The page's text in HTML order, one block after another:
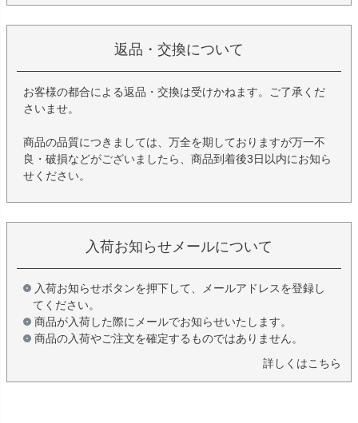
返品・交換について
お客様の都合による返品・交換は受けかねます。ご了承くだ
さいませ。
商品の品質につきましては、万全を期しておりますが万一不
良・破損などがございましたら、商品到着後3日以内にお知ら
せください。
入荷お知らせメールについて
入荷お知らせボタンを押下して、メールアドレスを登録し
てください。
商品が入荷した際にメールでお知らせいたします。
商品の入荷やご注文を確定するものではありません。
詳しくはこちら